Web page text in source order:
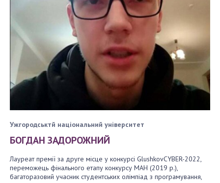
Політика безпеки платіжної карти
Умови повернення коштів
Договір оферти
Ужгородськтй національний університет
БОГДАН ЗАДОРОЖНИЙ
Лауреат премії за друге місце у конкурсі GlushkovCYBER-2022,
переможець фінального етапу конкурсу МАН (2019 р.),
багаторазовий учасник студентських олімпіад з програмування,